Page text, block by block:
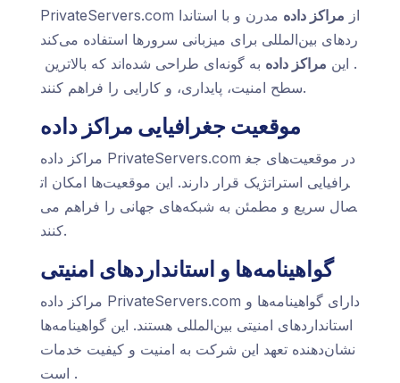
PrivateServers.com از مراکز داده مدرن و با استاندا
ردهای بین‌المللی برای میزبانی سرورها استفاده می‌کند
. این مراکز داده به گونه‌ای طراحی شده‌اند که بالاترین
سطح امنیت، پایداری، و کارایی را فراهم کنند.
موقعیت جغرافیایی مراکز داده
مراکز داده PrivateServers.com در موقعیت‌های جغ
رافیایی استراتژیک قرار دارند. این موقعیت‌ها امکان ات
صال سریع و مطمئن به شبکه‌های جهانی را فراهم می‌
کنند.
گواهینامه‌ها و استانداردهای امنیتی
مراکز داده PrivateServers.com دارای گواهینامه‌ها و
استانداردهای امنیتی بین‌المللی هستند. این گواهینامه‌ها
نشان‌دهنده تعهد این شرکت به امنیت و کیفیت خدمات
است.